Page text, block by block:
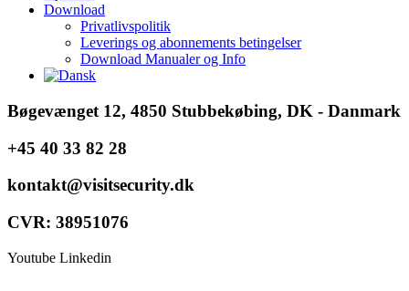
Download
Privatlivspolitik
Leverings og abonnements betingelser
Download Manualer og Info
Bøgevænget 12, 4850 Stubbekøbing, DK - Danmark
+45 40 33 82 28
kontakt@visitsecurity.dk
CVR: 38951076
Youtube Linkedin